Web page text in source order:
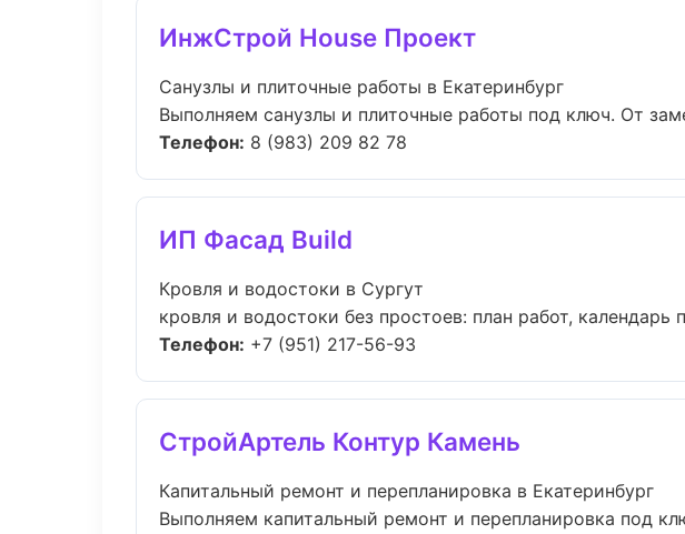
ИнжСтрой House Проект
Санузлы и плиточные работы в Екатеринбург
Выполняем санузлы и плиточные работы под ключ. От
Телефон: 8 (983) 209 82 78
ИП Фасад Build
Кровля и водостоки в Сургут
кровля и водостоки без простоев: план работ,
Телефон: +7 (951) 217-56-93
СтройАртель Контур Камень
Капитальный ремонт и перепланировка в Екатеринбург
Выполняем капитальный ремонт и перепланировка под